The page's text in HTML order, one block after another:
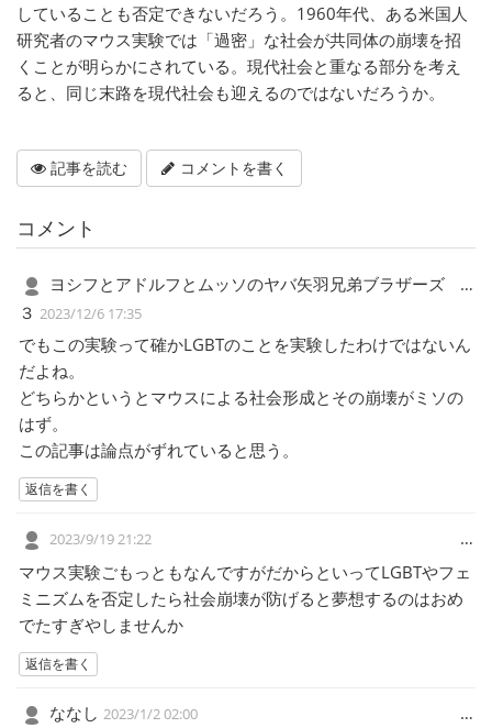
していることも否定できないだろう。1960年代、ある米国人
研究者のマウス実験では「過密」な社会が共同体の崩壊を招
くことが明らかにされている。現代社会と重なる部分を考え
ると、同じ末路を現代社会も迎えるのではないだろうか。
記事を読む コメントを書く
コメント
…
ヨシフとアドルフとムッソのヤバ矢羽兄弟ブラザーズ
３ 2023/12/6 17:35
でもこの実験って確かLGBTのことを実験したわけではないん
だよね。
どちらかというとマウスによる社会形成とその崩壊がミソの
はず。
この記事は論点がずれていると思う。
返信を書く
…
2023/9/19 21:22
マウス実験ごもっともなんですがだからといってLGBTやフェ
ミニズムを否定したら社会崩壊が防げると夢想するのはおめ
でたすぎやしませんか
返信を書く
…
ななし 2023/1/2 02:00